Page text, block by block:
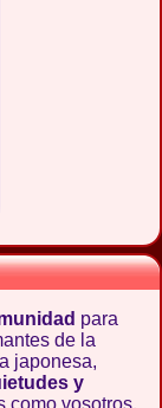
para
de la
japonesa,
y
como vosotros.